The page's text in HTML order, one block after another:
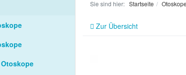
Sie sind hier: Startseite Otoskope
Zur Übersicht